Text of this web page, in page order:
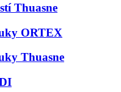
Thuasne
ORTEX
Thuasne